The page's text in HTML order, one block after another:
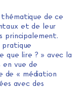
de ce
et de leur
principalement.
pratique
que lire ? » avec la
en vue de
de « médiation
avec des